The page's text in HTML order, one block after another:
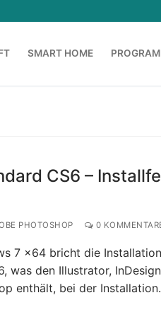
SMART HOME
CS6 –
PHOTOSHOP 0
7 x64 bricht die
was den Illustrator,
enthält, bei der